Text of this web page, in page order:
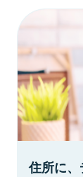
住所に、